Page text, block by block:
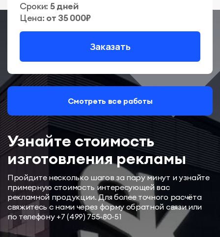
Сроки: 5 дней
Цена: от 35 000₽
Заказать
Смотреть все работы
Узнайте стоимость
изготовления рекламы
Пройдите несколько шагов за пару минут и узнайте
примерную стоимость интересующей вас
рекламной продукции. Для более точного расчёта
свяжитесь с нами через форму обратной связи или
по телефону +7 (499) 755-80-51